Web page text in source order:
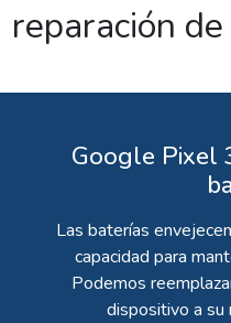
reparación
Google Pixel
Las baterías
capacidad para
Podemos
dispositivo a su